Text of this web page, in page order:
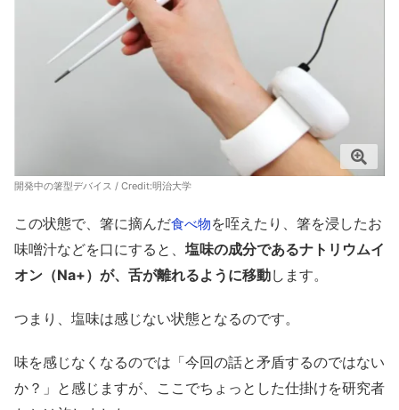
開発中の箸型デバイス / Credit:明治大学
この状態で、箸に摘んだ食べ物を咥えたり、箸を浸したお
味噌汁などを口にすると、 塩味の成分であるナトリウムイ
オン（Na+）が、舌が離れるように移動します。
つまり、塩味は感じない状態となるのです。
味を感じなくなるのでは「今回の話と矛盾するのではない
か？」と感じますが、ここでちょっとした仕掛けを研究者